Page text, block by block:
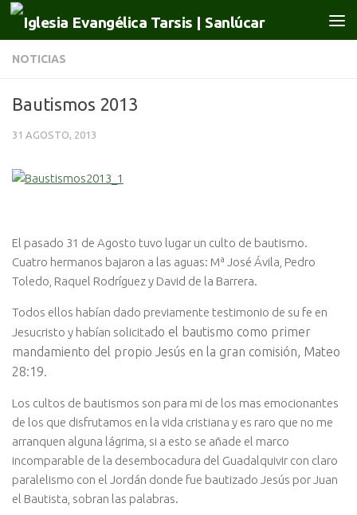
Saltar al contenido
NOTICIAS
Bautismos 2013
31 AGOSTO, 2013
El pasado 31 de Agosto tuvo lugar un culto de bautismo.
Cuatro hermanos bajaron a las aguas: Mª José Ávila, Pedro
Toledo, Raquel Rodríguez y David de la Barrera.
Todos ellos habían dado previamente testimonio de su fe en
Jesucristo y habían solicitado el bautismo como primer
mandamiento del propio Jesús en la gran comisión, Mateo
28:19.
Los cultos de bautismos son para mi de los mas emocionantes
de los que disfrutamos en la vida cristiana y es raro que no me
arranquen alguna lágrima, si a esto se añade el marco
incomparable de la desembocadura del Guadalquivir con claro
paralelismo con el Jordán donde fue bautizado Jesús por Juan
el Bautista, sobran las palabras.